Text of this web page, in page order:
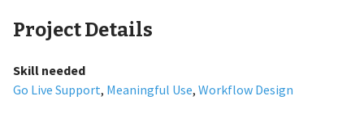
Project Details
Skill needed
Go Live Support, Meaningful Use, Workflow Design